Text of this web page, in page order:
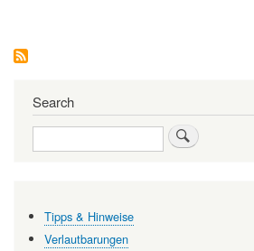
Search
Search
Tipps & Hinweise
Verlautbarungen